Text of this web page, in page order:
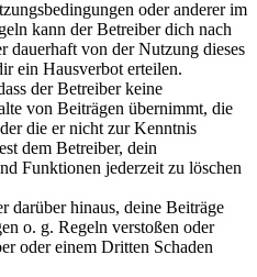
oder anderer im
kann der Betreiber dich nach
dauerhaft von der Nutzung dieses
ein Hausverbot erteilen.
der Betreiber keine
von Beiträgen übernimmt, die
die er nicht zur Kenntnis
dem Betreiber, dein
Funktionen jederzeit zu löschen
darüber hinaus, deine Beiträge
o. g. Regeln verstoßen oder
oder einem Dritten Schaden